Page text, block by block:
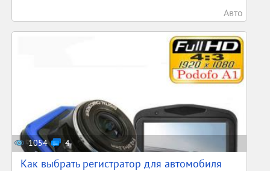
Авто
1054 4
Как выбрать регистратор для автомобиля